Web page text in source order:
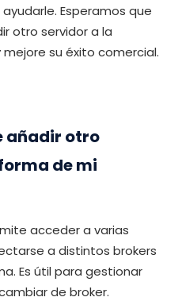
Esperamos que
otro servidor a la
su éxito comercial.
añadir otro
de mi
acceder a varias
a distintos brokers
Es útil para gestionar
de broker.